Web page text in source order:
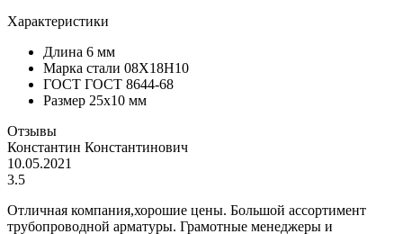
Характеристики
Длина 6 мм
Марка стали 08Х18Н10
ГОСТ ГОСТ 8644-68
Размер 25x10 мм
Отзывы
Константин Константинович
10.05.2021
3.5
Отличная компания,хорошие цены. Большой ассортимент
трубопроводной арматуры. Грамотные менеджеры и